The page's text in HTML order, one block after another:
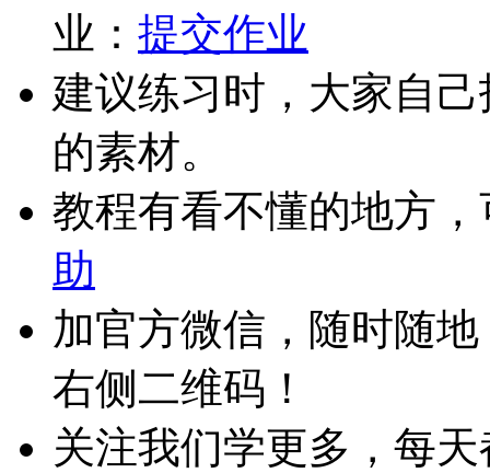
业： 提交作业
建议练习时，大家自
的素材。
教程有看不懂的地方
助
加官方微信，随时随
右侧二维码！
关注我们学更多，每